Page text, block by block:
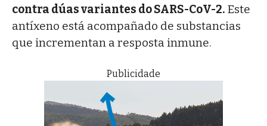
contra dúas variantes do SARS-CoV-2. Este
antíxeno está acompañado de substancias
que incrementan a resposta inmune.
Publicidade